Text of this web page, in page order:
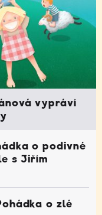
vypráví
o podivné
s Jiřím
o zlé